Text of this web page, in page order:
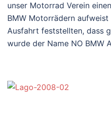
unser Motorrad Verein
BMW Motorrädern
Ausfahrt feststellten, dass
wurde der Name NO BMW